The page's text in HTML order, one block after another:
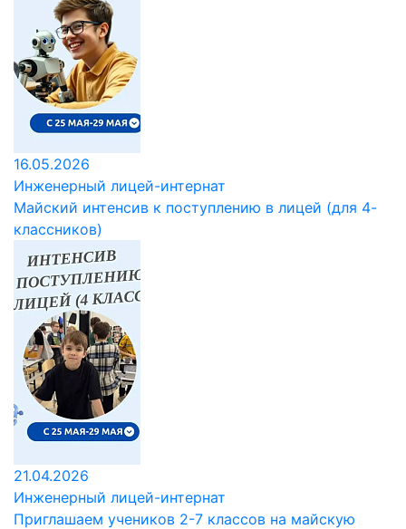
16.05.2026
Инженерный лицей-интернат
Майский интенсив к поступлению в лицей (для 4-
классников)
21.04.2026
Инженерный лицей-интернат
Приглашаем учеников 2-7 классов на майскую